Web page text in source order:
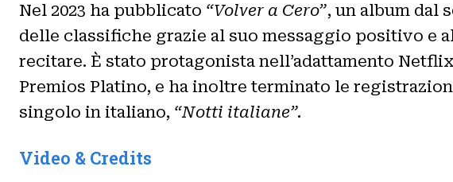
Nel 2023 ha pubblicato “Volver a Cero”, un album dal
delle classifiche grazie al suo messaggio positivo e
recitare. È stato protagonista nell’adattamento
Premios Platino, e ha inoltre terminato le
singolo in italiano, “Notti italiane”.
Video & Credits